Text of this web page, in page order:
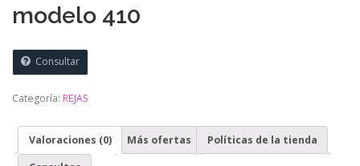
modelo 410
Consultar
Categoría: REJAS
Valoraciones (0) Más ofertas Políticas de la tienda